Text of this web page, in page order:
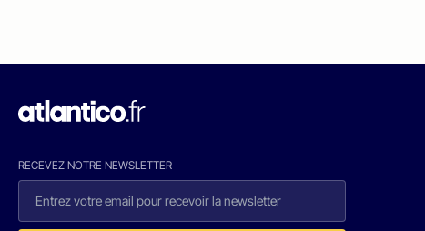
RECEVEZ NOTRE NEWSLETTER